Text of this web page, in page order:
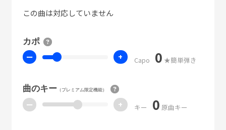
この曲は対応していません
カポ
ー + Capo 0 ★簡単弾き
曲のキー（プレミアム限定機能）
ー + キー 0 原曲キー